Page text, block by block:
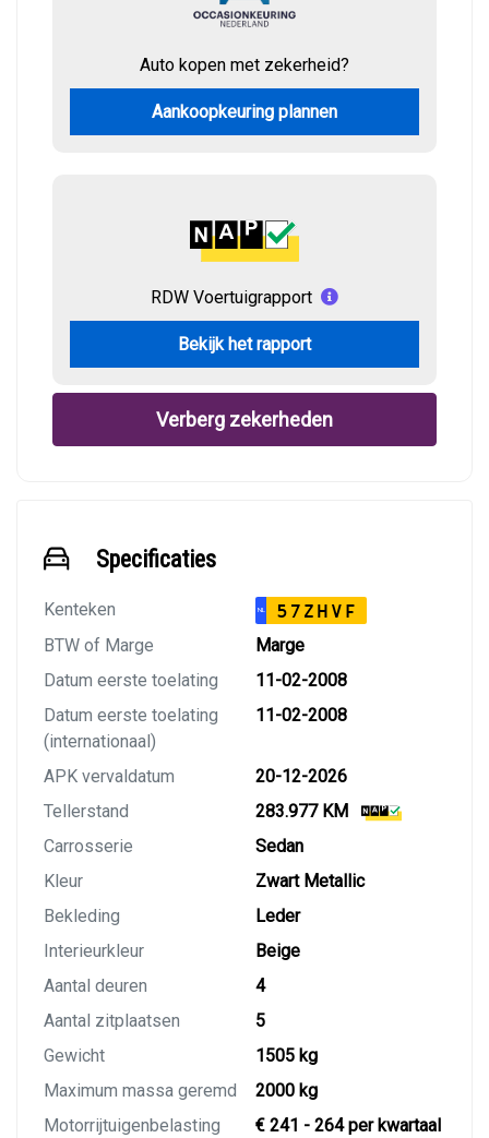
Auto kopen met zekerheid?
Aankoopkeuring plannen
RDW Voertuigrapport
Bekijk het rapport
Verberg zekerheden
Specificaties
Kenteken NL 57ZHVF
BTW of Marge
Marge
Datum eerste toelating
11-02-2008
Datum eerste toelating
(internationaal)
11-02-2008
APK vervaldatum
20-12-2026
Tellerstand
283.977 KM
Carrosserie
Sedan
Kleur
Zwart Metallic
Bekleding
Leder
Interieurkleur
Beige
Aantal deuren
4
Aantal zitplaatsen
5
Gewicht
1505 kg
Maximum massa geremd
2000 kg
Motorrijtuigenbelasting
€ 241 - 264 per kwartaal